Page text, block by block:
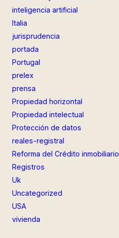
inteligencia artificial
Italia
jurisprudencia
portada
Portugal
prelex
prensa
Propiedad horizontal
Propiedad intelectual
Protección de datos
reales-registral
Reforma del Crédito inmobiliario
Registros
Uk
Uncategorized
USA
vivienda